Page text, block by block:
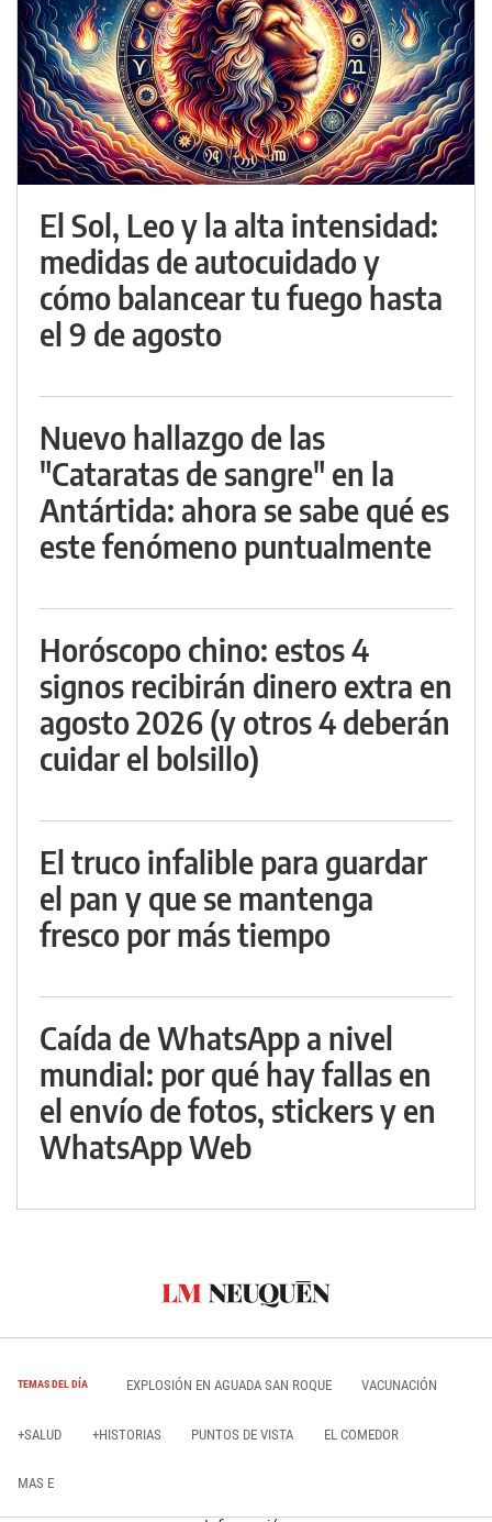
El Sol, Leo y la alta intensidad:
medidas de autocuidado y
cómo balancear tu fuego hasta
el 9 de agosto
Nuevo hallazgo de las
"Cataratas de sangre" en la
Antártida: ahora se sabe qué es
este fenómeno puntualmente
Horóscopo chino: estos 4
signos recibirán dinero extra en
agosto 2026 (y otros 4 deberán
cuidar el bolsillo)
El truco infalible para guardar
el pan y que se mantenga
fresco por más tiempo
Caída de WhatsApp a nivel
mundial: por qué hay fallas en
el envío de fotos, stickers y en
WhatsApp Web
TEMAS DEL DÍA EXPLOSIÓN EN AGUADA SAN ROQUE VACUNACIÓN
+SALUD +HISTORIAS PUNTOS DE VISTA EL COMEDOR
MAS E